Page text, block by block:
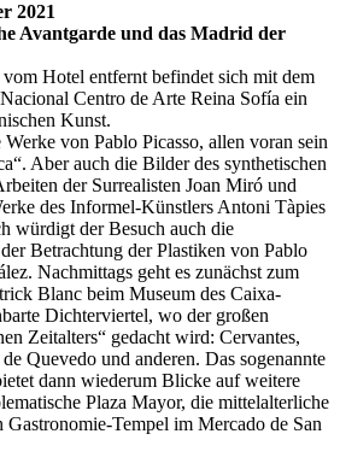
2021
Avantgarde und das Madrid der
Hotel entfernt befindet sich mit dem
Centro de Arte Reina Sofía ein
Kunst.
von Pablo Picasso, allen voran sein
Aber auch die Bilder des synthetischen
der Surrealisten Joan Miró und
des Informel-Künstlers Antoni Tàpies
würdigt der Besuch auch die
Betrachtung der Plastiken von Pablo
Nachmittags geht es zunächst zum
Blanc beim Museum des Caixa-
Dichterviertel, wo der großen
Zeitalters“ gedacht wird: Cervantes,
Quevedo und anderen. Das sogenannte
dann wiederum Blicke auf weitere
Plaza Mayor, die mittelalterliche
Gastronomie-Tempel im Mercado de San